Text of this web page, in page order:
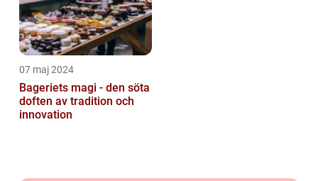
07 maj 2024
Bageriets magi - den söta
doften av tradition och
innovation